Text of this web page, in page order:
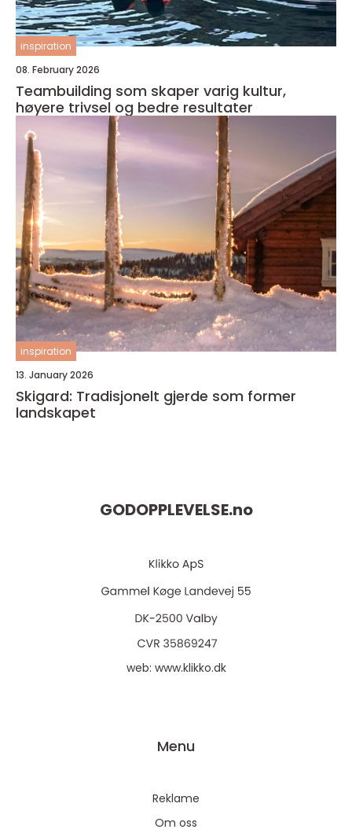
inspiration
08. February 2026
Teambuilding som skaper varig kultur,
høyere trivsel og bedre resultater
inspiration
13. January 2026
Skigard: Tradisjonelt gjerde som former
landskapet
GODOPPLEVELSE.no
web: www.klikko.dk
Menu
Reklame
Om oss